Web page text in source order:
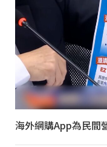
海外網購App為民間